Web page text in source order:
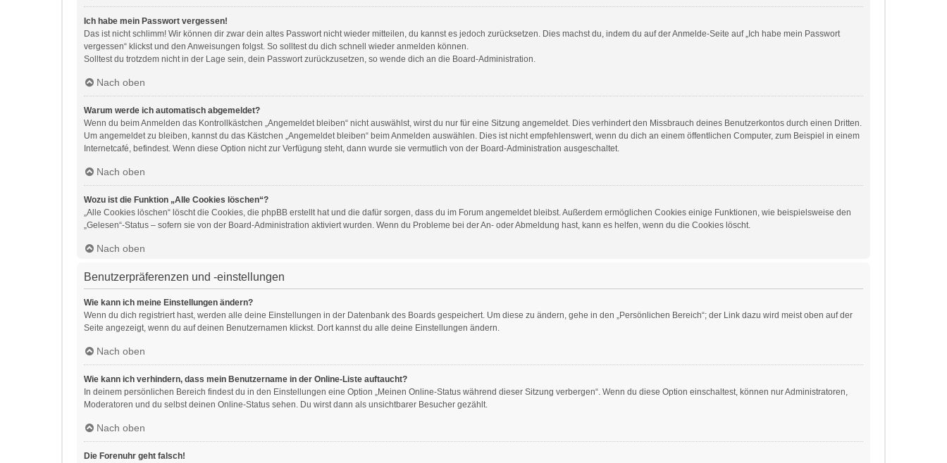
Ich habe mein Passwort vergessen!
Das ist nicht schlimm! Wir können dir zwar dein altes Passwort nicht wieder mitteilen, du kannst es jedoch zurücksetzen. Dies machst du, indem du auf der Anmelde-Seite auf „Ich habe mein Passwort
vergessen“ klickst und den Anweisungen folgst. So solltest du dich schnell wieder anmelden können.
Solltest du trotzdem nicht in der Lage sein, dein Passwort zurückzusetzen, so wende dich an die Board-Administration.
Nach oben
Warum werde ich automatisch abgemeldet?
Wenn du beim Anmelden das Kontrollkästchen „Angemeldet bleiben“ nicht auswählst, wirst du nur für eine Sitzung angemeldet. Dies verhindert den Missbrauch deines Benutzerkontos durch einen Dritten.
Um angemeldet zu bleiben, kannst du das Kästchen „Angemeldet bleiben“ beim Anmelden auswählen. Dies ist nicht empfehlenswert, wenn du dich an einem öffentlichen Computer, zum Beispiel in einem
Internetcafé, befindest. Wenn diese Option nicht zur Verfügung steht, dann wurde sie vermutlich von der Board-Administration ausgeschaltet.
Nach oben
Wozu ist die Funktion „Alle Cookies löschen“?
„Alle Cookies löschen“ löscht die Cookies, die phpBB erstellt hat und die dafür sorgen, dass du im Forum angemeldet bleibst. Außerdem ermöglichen Cookies einige Funktionen, wie beispielsweise den
„Gelesen“-Status – sofern sie von der Board-Administration aktiviert wurden. Wenn du Probleme bei der An- oder Abmeldung hast, kann es helfen, wenn du die Cookies löscht.
Nach oben
Benutzerpräferenzen und -einstellungen
Wie kann ich meine Einstellungen ändern?
Wenn du dich registriert hast, werden alle deine Einstellungen in der Datenbank des Boards gespeichert. Um diese zu ändern, gehe in den „Persönlichen Bereich“; der Link dazu wird meist oben auf der
Seite angezeigt, wenn du auf deinen Benutzernamen klickst. Dort kannst du alle deine Einstellungen ändern.
Nach oben
Wie kann ich verhindern, dass mein Benutzername in der Online-Liste auftaucht?
In deinem persönlichen Bereich findest du in den Einstellungen eine Option „Meinen Online-Status während dieser Sitzung verbergen“. Wenn du diese Option einschaltest, können nur Administratoren,
Moderatoren und du selbst deinen Online-Status sehen. Du wirst dann als unsichtbarer Besucher gezählt.
Nach oben
Die Forenuhr geht falsch!